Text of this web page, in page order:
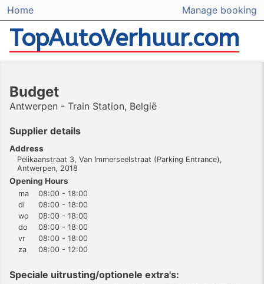
Home Manage booking
TopAutoVerhuur.com
Budget
Antwerpen - Train Station, België
Supplier details
Address
Pelikaanstraat 3, Van Immerseelstraat (Parking Entrance),
Antwerpen, 2018
Opening Hours
ma
08:00 - 18:00
di
08:00 - 18:00
wo
08:00 - 18:00
do
08:00 - 18:00
vr
08:00 - 18:00
za
08:00 - 12:00
Speciale uitrusting/optionele extra's: